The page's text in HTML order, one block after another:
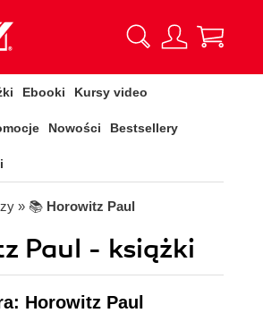
Ebooki Kursy video
Nowości Bestsellery
» 📚 Horowitz Paul
Paul - książki
Horowitz Paul